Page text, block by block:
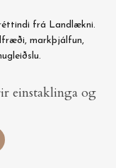
frá Landlækni.
markþjálfun,
einstaklinga og